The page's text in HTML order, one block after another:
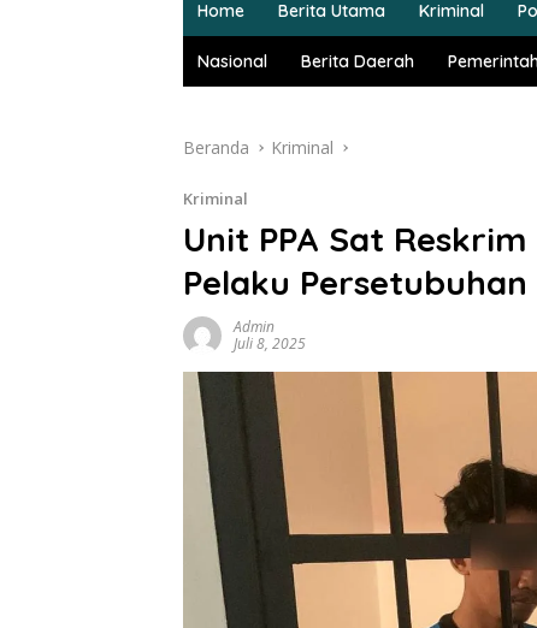
Home Berita Utama Kriminal
Nasional Berita Daerah
Beranda Kriminal
Kriminal
Unit PPA Sat
Pelaku
Admin
Juli 8, 2025